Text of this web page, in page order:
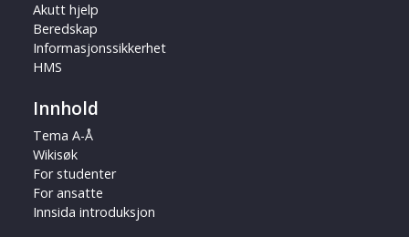
Akutt hjelp
Beredskap
Informasjonssikkerhet
HMS
Innhold
Tema A-Å
Wikisøk
For studenter
For ansatte
Innsida introduksjon